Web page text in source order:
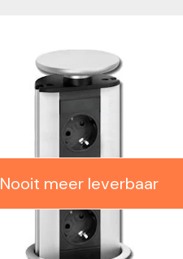
Nooit meer leverbaar